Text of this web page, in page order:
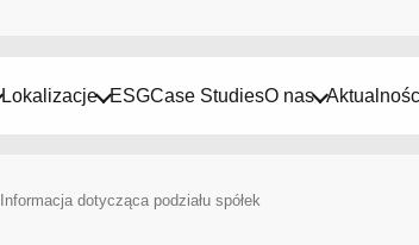
Lokalizacje ESGCase StudiesO nas
Informacja dotycząca podziału spółek